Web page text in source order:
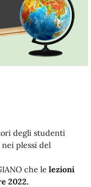
degli studenti
plessi del
che le lezioni
2022.